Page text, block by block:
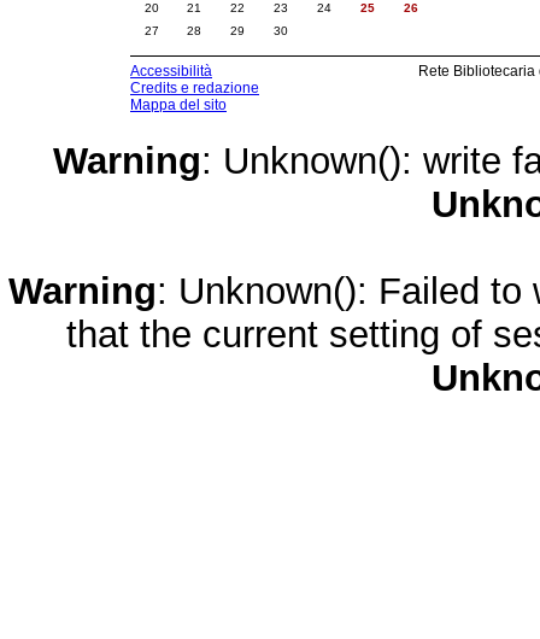
20
21 22 23 24 25
26
27
28 29 30
Accessibilità
Credits e redazione
Mappa del sito
Rete
Warning: Unknown(): write
Warning: Unknown(): Failed
that the current setting of